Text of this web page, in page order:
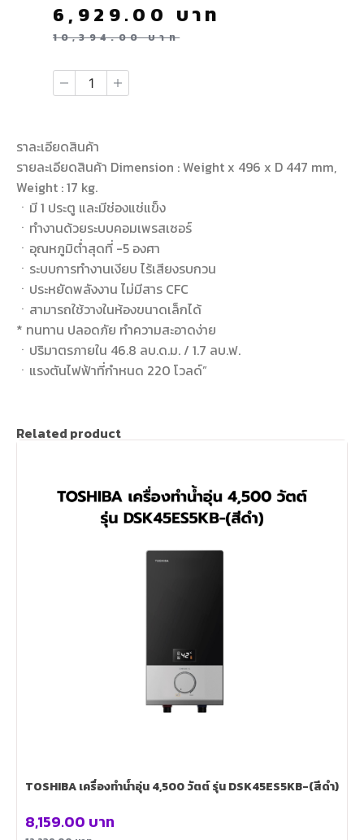
10,394.00บาท
6,929.00 บาท
ราละเอียดสินค้า
รายละเอียดสินค้า Dimension : Weight x 496 x D 447 mm,
Weight : 17 kg.
ㆍมี 1 ประตู และมีช่องแช่แข็ง
ㆍทำงานด้วยระบบคอมเพรสเซอร์
ㆍอุณหภูมิต่ำสุดที่ -5 องศา
ㆍระบบการทำงานเงียบ ไร้เสียงรบกวน
ㆍประหยัดพลังงาน ไม่มีสาร CFC
ㆍสามารถใช้วางในห้องขนาดเล็กได้
* ทนทาน ปลอดภัย ทำความสะอาดง่าย
ㆍปริมาตรภายใน 46.8 ลบ.ด.ม. / 1.7 ลบ.ฟ.
ㆍแรงตันไฟฟ้าที่กำหนด 220 โวลด์”
Related product
TOSHIBA เครื่องทำน้ำอุ่น 4,500 วัตต์ รุ่น DSK45ES5KB-(สีดำ)
8,159.00 บาท